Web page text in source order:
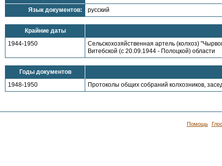
Язык документов:
русский
Крайние даты
1944-1950
Сельскохозяйственная артель (колхоз)
Витебской (с 20.09.1944 - Полоцкой) области
Годы документов
1948-1950
Протоколы общих собраний колхозников,
Помощь